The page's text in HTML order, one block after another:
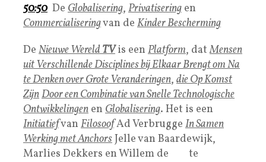
50:50De Globalisering, Privatisering en
Commercialiseringvan de Kinder Bescherming
De Nieuwe WereldTVis een Platform, datMensen
uit Verschillende Disciplines bij Elkaar Brengt om Na
te Denken over Grote Veranderingen, dieOp Komst
ZijnDoor een Combinatie van Snelle Technologische
Ontwikkelingen en Globalisering. Het is een
Initiatiefvan FilosoofAd Verbrugge In Samen
Werking met AnchorsJelle van Baardewijk,
Marlies Dekkers en Willem de
te